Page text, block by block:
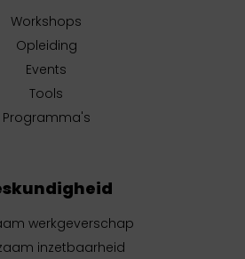
Workshops
Opleiding
Events
Tools
Programma's
werkgeverschap
inzetbaarheid